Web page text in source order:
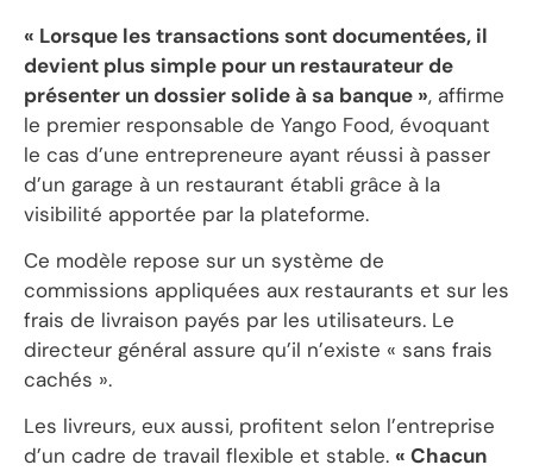
« Lorsque les transactions sont documentées, il
devient plus simple pour un restaurateur de
présenter un dossier solide à sa banque », affirme
le premier responsable de Yango Food, évoquant
le cas d’une entrepreneure ayant réussi à passer
d’un garage à un restaurant établi grâce à la
visibilité apportée par la plateforme.
‎Ce modèle repose sur un système de
commissions appliquées aux restaurants et sur les
frais de livraison payés par les utilisateurs. Le
directeur général assure qu’il n’existe « sans frais
cachés ».
‎Les livreurs, eux aussi, profitent selon l’entreprise
d’un cadre de travail flexible et stable. « Chacun